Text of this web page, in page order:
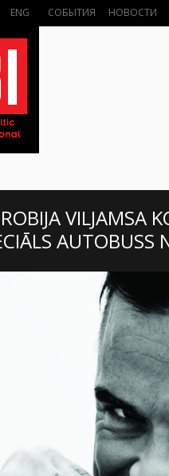
ENG СОБЫТИЯ НОВОСТИ
VILJAMSA
AUTOBUSS